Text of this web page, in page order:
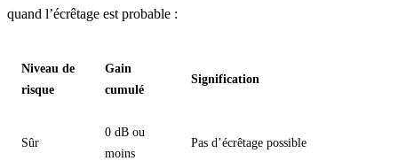
quand l’écrêtage est probable :
Niveau de
risque
Gain
cumulé
Signification
Sûr
0 dB ou
moins
Pas d’écrêtage possible